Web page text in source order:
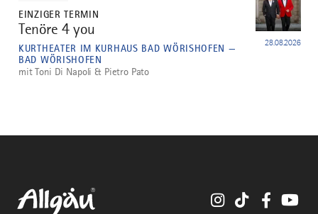
EINZIGER TERMIN
1
Tenöre 4 you
KURTHEATER IM KURHAUS BAD WÖRISHOFEN —
BAD WÖRISHOFEN
28.08.2026
mit Toni Di Napoli & Pietro Pato
InstagramTikTok